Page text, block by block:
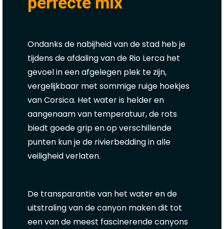
Ondanks de nabijheid van de stad heb je
tijdens de afdaling van de Rio Lerca het
gevoel in een afgelegen plek te zijn,
vergelijkbaar met sommige ruige hoekjes
van Corsica. Het water is helder en
aangenaam van temperatuur, de rots
biedt goede grip en op verschillende
punten kun je de rivierbedding in alle
veiligheid verlaten.
De transparantie van het water en de
uitstraling van de canyon maken dit tot
een van de meest fascinerende canyons